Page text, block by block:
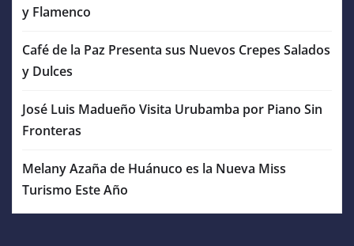
y Flamenco
Café de la Paz Presenta sus Nuevos Crepes Salados
y Dulces
José Luis Madueño Visita Urubamba por Piano Sin
Fronteras
Melany Azaña de Huánuco es la Nueva Miss
Turismo Este Año